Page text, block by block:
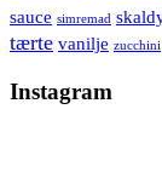
sauce simremad
tærte vanilje zucchini
Instagram